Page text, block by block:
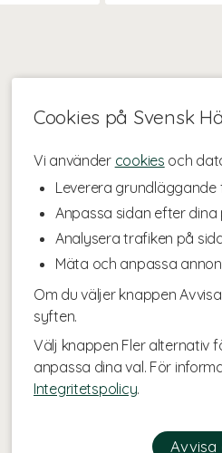
Cookies på Svensk
Vi använder cookies och
Leverera grundläggande
Anpassa sidan efter dina
Analysera trafiken på
Mäta och anpassa
Om du väljer knappen
syften.
Välj knappen Fler alternativ
anpassa dina val. För
Integritetspolicy.